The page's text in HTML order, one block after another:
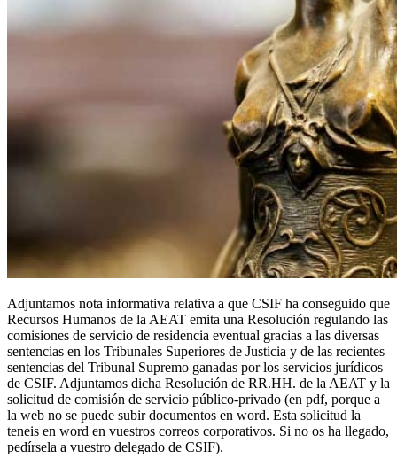
Adjuntamos nota informativa relativa a que CSIF ha conseguido que
Recursos Humanos de la AEAT emita una Resolución regulando las
comisiones de servicio de residencia eventual gracias a las diversas
sentencias en los Tribunales Superiores de Justicia y de las recientes
sentencias del Tribunal Supremo ganadas por los servicios jurídicos
de CSIF. Adjuntamos dicha Resolución de RR.HH. de la AEAT y la
solicitud de comisión de servicio público-privado (en pdf, porque a
la web no se puede subir documentos en word. Esta solicitud la
teneis en word en vuestros correos corporativos. Si no os ha llegado,
pedírsela a vuestro delegado de CSIF).